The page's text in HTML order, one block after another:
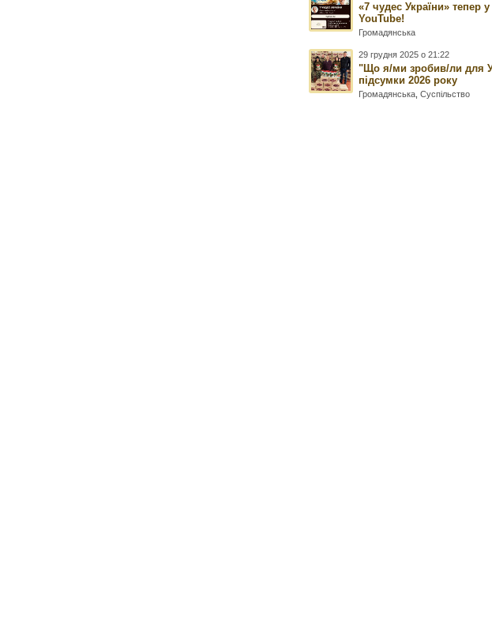
«7 чудес України» тепер у
YouTube!
Громадянська
29 грудня 2025 о 21:22
"Що я/ми зробив/ли для
підсумки 2026 року
Громадянська ,Суспільство